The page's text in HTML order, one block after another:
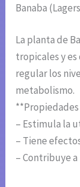
Banaba
La planta de
tropicales y
regular los
metabolismo.
– Estimula la
– Tiene
– Contribuye